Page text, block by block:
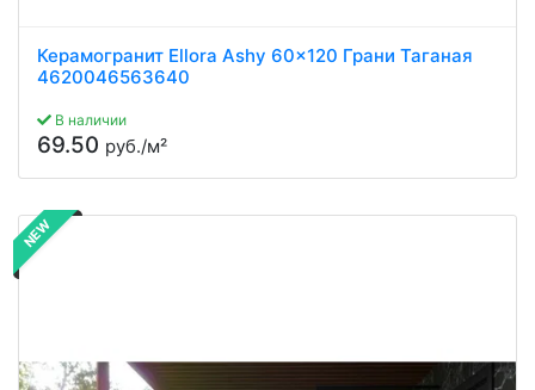
Керамогранит Ellora Ashy 60x120 Грани Таганая
4620046563640
В наличии
69.50 руб./м²
NEW